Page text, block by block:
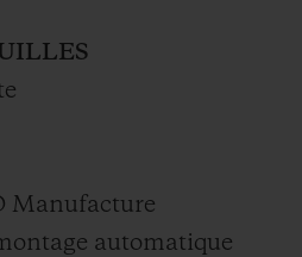
Manufacture
automatique